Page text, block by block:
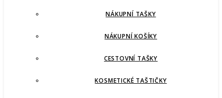
NÁKUPNÍ TAŠKY
NÁKUPNÍ KOŠÍKY
CESTOVNÍ TAŠKY
KOSMETICKÉ TAŠTIČKY